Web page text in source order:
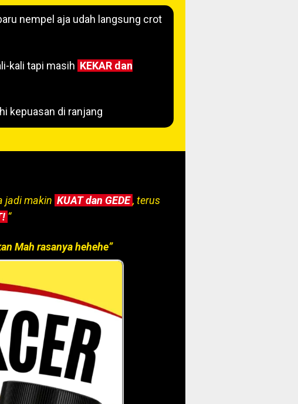
nempel aja udah langsung crot
kali tapi masih KEKAR dan
kepuasan di ranjang
jadi makin KUATdan GEDE, terus
“
Mah rasanya hehehe”